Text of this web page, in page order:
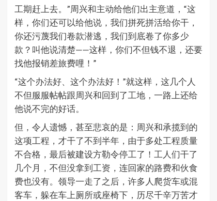
工期赶上去。”周兴和主动给他们出主意道，“这
样，你们还可以给他说，我们拼死拼活给你干，
你还污蔑我们卷款潜逃，我们到底卷了你多少
款？叫他说清楚——这样，你们不但钱不退，还要
找他报销差旅费哩！”
“这个办法好、这个办法好！”就这样，这几个人
不但服服帖帖跟周兴和回到了工地，一路上还给
他说不完的好话。
但，令人遗憾，甚至悲哀的是：周兴和承揽到的
这项工程，才干了不到半年，由于多处工程质量
不合格，最后被建设方勒令停工了！工人们干了
几个月，不但没拿到工资，连回家的路费和伙食
费也没有。领导一走了之后，许多人爬货车或混
客车，躲在车上厕所或座椅下，历尽千辛万苦才